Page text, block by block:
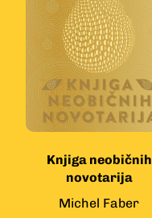
Knjiga neobičnih
novotarija
Michel Faber